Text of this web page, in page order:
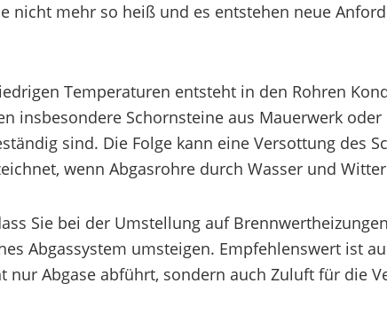
nicht mehr so heiß und es entstehen neue
Temperaturen entsteht in den Rohren
insbesondere Schornsteine aus Mauerwerk
sind. Die Folge kann eine Versottung des
wenn Abgasrohre durch Wasser und
Sie bei der Umstellung auf
Abgassystem umsteigen. Empfehlenswert ist
nur Abgase abführt, sondern auch Zuluft für die